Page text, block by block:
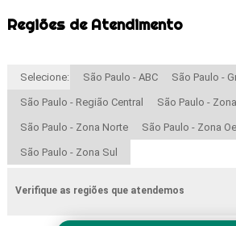
Regiões de Atendimento
Selecione: São Paulo - ABC São Paulo -
São Paulo - Região Central São Paulo -
São Paulo - Zona Norte São Paulo - Zona
São Paulo - Zona Sul
Verifique as regiões que atendemos